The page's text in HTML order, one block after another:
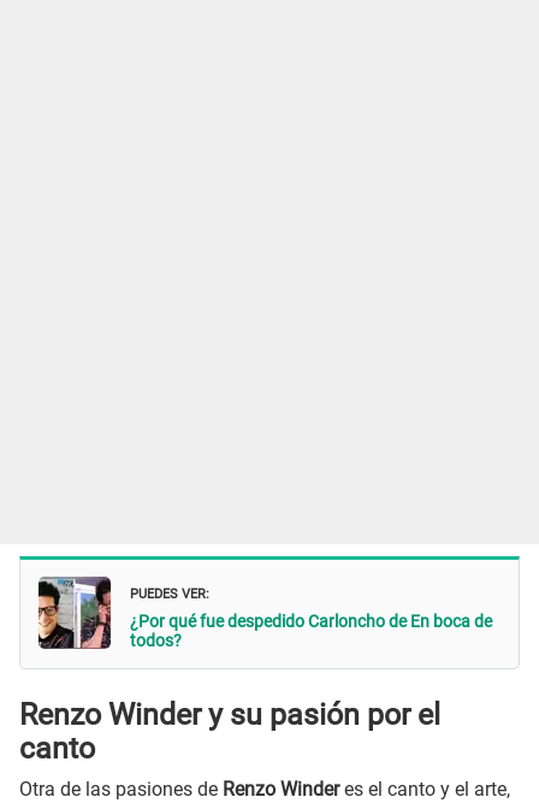
PUEDES VER:
¿Por qué fue despedido Carloncho de En boca de
todos?
Renzo Winder y su pasión por el
canto
Otra de las pasiones de Renzo Winderes el canto y el arte,